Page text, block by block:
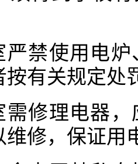
严禁使用电
按有关规定处
需修理电器
维修，保证用